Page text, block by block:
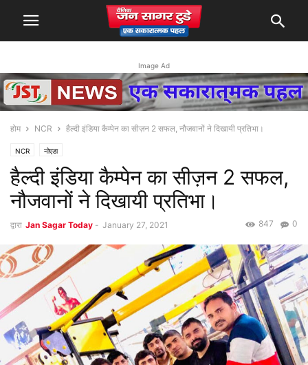
Image Ad
होम NCR हैल्दी इंडिया कैम्पेन का सीज़न 2 सफल, नौजवानों ने दिखायी प्रतिभा।
NCR नोएडा
हैल्दी इंडिया कैम्पेन का सीज़न 2 सफल,
नौजवानों ने दिखायी प्रतिभा।
द्वारा Jan Sagar Today - January 27, 2021 0
847